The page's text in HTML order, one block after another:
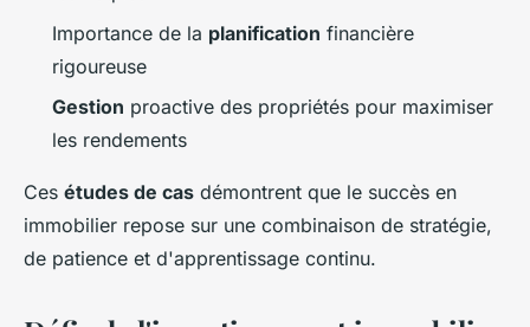
Importance de la planification financière
rigoureuse
Gestion proactive des propriétés pour maximiser
les rendements
Ces études de cas démontrent que le succès en
immobilier repose sur une combinaison de stratégie,
de patience et d'apprentissage continu.